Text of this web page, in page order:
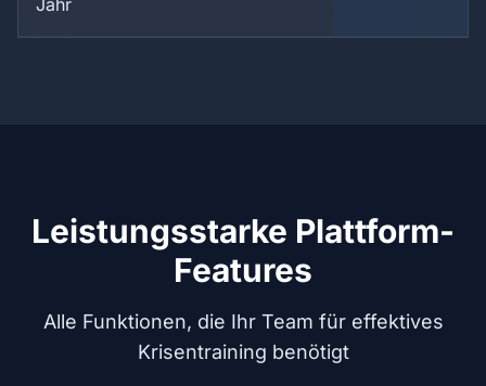
Leistungsstarke Plattform-
Features
Alle Funktionen, die Ihr Team für effektives
Krisentraining benötigt